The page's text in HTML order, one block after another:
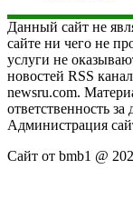
Данный сайт не
сайте ни чего не
услуги не
новостей RSS
newsru.com.
ответственность
Администрация
Сайт от bmb1 @